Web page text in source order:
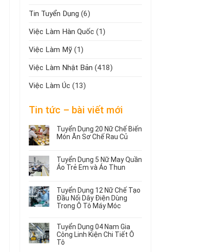
Tin Tuyển Dụng (6)
Việc Làm Hàn Quốc (1)
Việc Làm Mỹ (1)
Việc Làm Nhật Bản (418)
Việc Làm Úc (13)
Tin tức – bài viết mới
Tuyển Dụng 20 Nữ Chế Biến
Món Ăn Sơ Chế Rau Củ
có
bình
luận
Tuyển
Dụng
20
Nữ
Biến
Món
Ăn
Tuyển Dụng 5 Nữ May Quần
Áo Trẻ Em và Áo Thun
có
bình
luận
ở
Dụng
5
Nữ
May
Tuyển Dụng 12 Nữ Chế Tạo
Đầu Nối Dây Điện Dùng
Trong Ô Tô Máy Móc
có
bình
luận
ở
Tuyển Dụng 04 Nam Gia
Công Linh Kiện Chi Tiết Ô
Tô